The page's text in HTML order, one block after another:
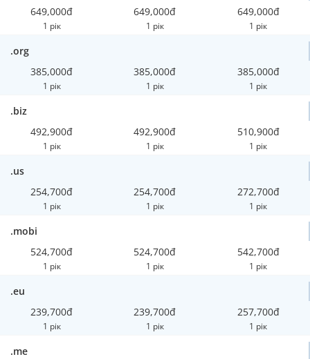
649,000đ
1 рік
649,000đ
1 рік
649,000đ
1 рік
.org
385,000đ
1 рік
385,000đ
1 рік
385,000đ
1 рік
.biz
492,900đ
1 рік
492,900đ
1 рік
510,900đ
1 рік
.us
254,700đ
1 рік
254,700đ
1 рік
272,700đ
1 рік
.mobi
524,700đ
1 рік
524,700đ
1 рік
542,700đ
1 рік
.eu
239,700đ
1 рік
239,700đ
1 рік
257,700đ
1 рік
.me